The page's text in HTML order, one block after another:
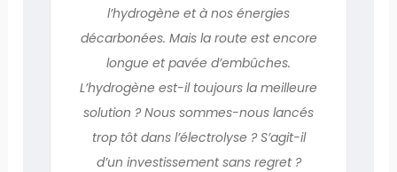
l’hydrogène et à nos énergies
décarbonées. Mais la route est encore
longue et pavée d’embûches.
L’hydrogène est-il toujours la meilleure
solution ? Nous sommes-nous lancés
trop tôt dans l’électrolyse ? S’agit-il
d’un investissement sans regret ?